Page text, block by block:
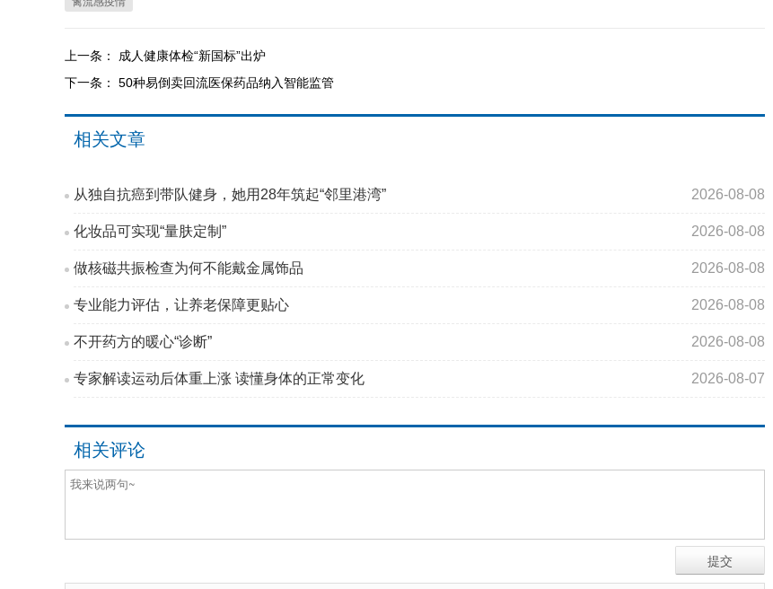
上一条： 成人健康体检“新国标”出炉
下一条： 50种易倒卖回流医保药品纳入智能监管
相关文章
从独自抗癌到带队健身，她用28年筑起“邻里港湾” 2026-08-08
化妆品可实现“量肤定制” 2026-08-08
做核磁共振检查为何不能戴金属饰品 2026-08-08
专业能力评估，让养老保障更贴心 2026-08-08
不开药方的暖心“诊断” 2026-08-08
专家解读运动后体重上涨 读懂身体的正常变化 2026-08-07
相关评论